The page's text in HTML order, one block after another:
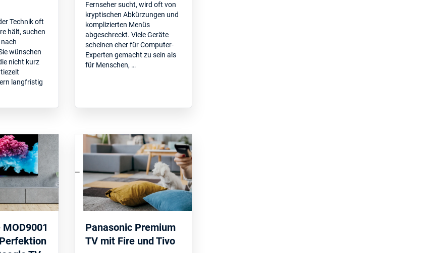
Technik oft
hält, suchen
wünschen
nicht kurz
langfristig
Fernseher sucht, wird oft von
kryptischen Abkürzungen und
komplizierten Menüs
abgeschreckt. Viele Geräte
scheinen eher für Computer-
Experten gemacht zu sein als
für Menschen, …
Panasonic Premium
TV mit Fire und Tivo